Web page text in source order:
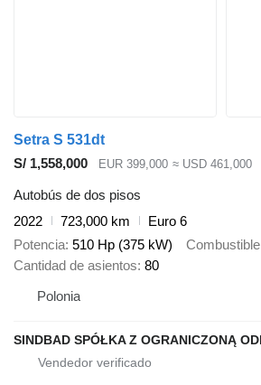
Setra S 531dt
S/ 1,558,000
EUR 399,000 ≈ USD 461,000
Autobús de dos pisos
2022
723,000 km
Euro 6
Potencia 510 Hp (375 kW) Combustible
Cantidad de asientos 80
Polonia